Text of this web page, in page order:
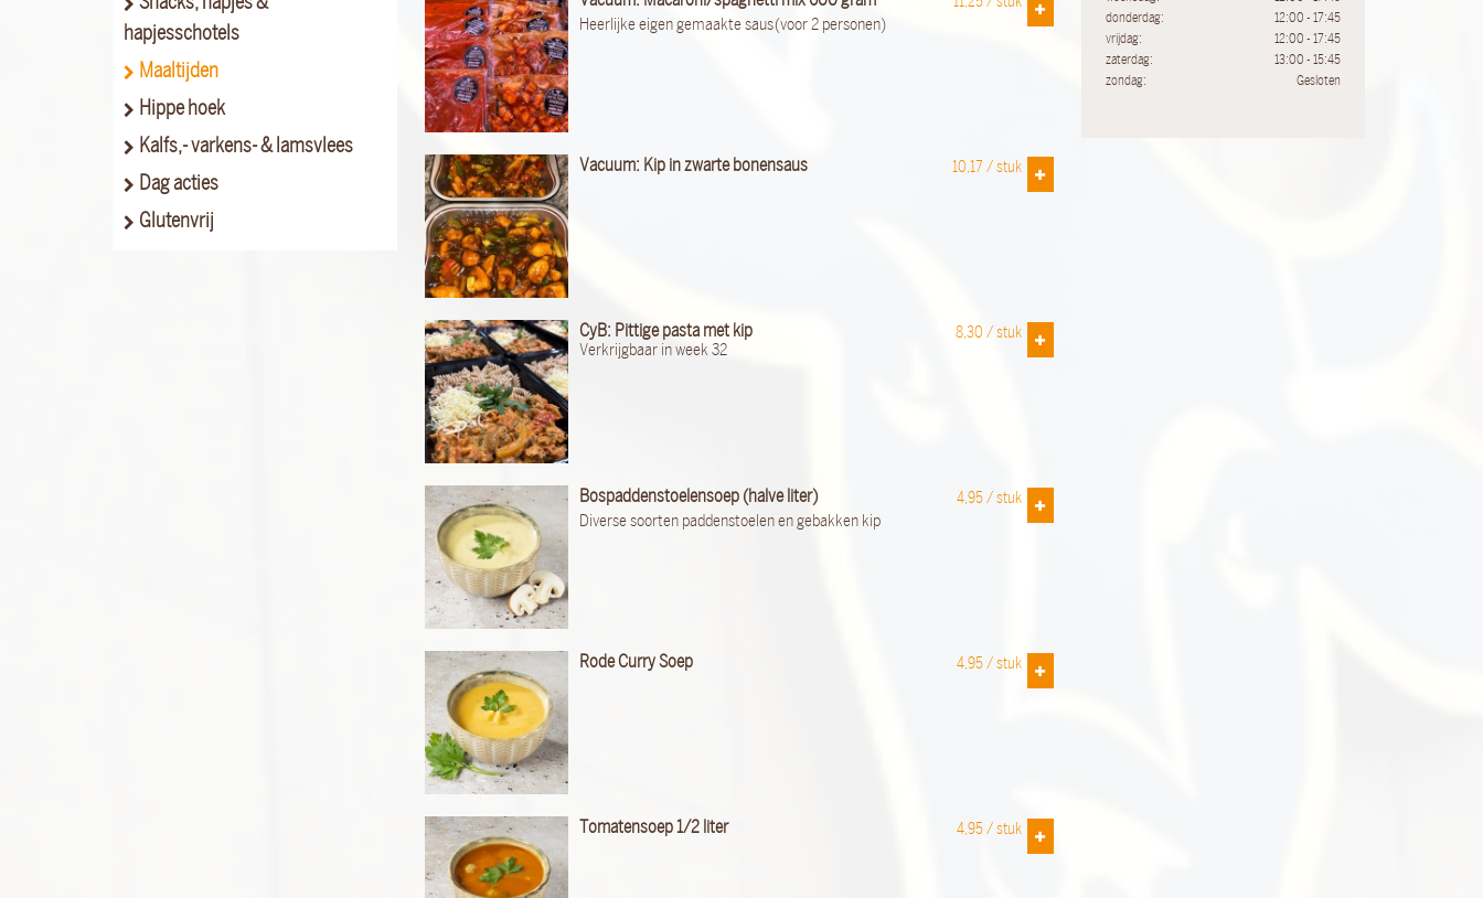
hapjesschotels
Maaltijden
Hippe hoek
Kalfs,- varkens- & lamsvlees
Dag acties
Glutenvrij
Heerlijke eigen gemaakte saus (voor 2 personen)
Vacuum: Kip in zwarte bonensaus 10,17 / stuk
CyB: Pittige pasta met kip
Verkrijgbaar in week 32
8,30 / stuk
Bospaddenstoelensoep (halve liter)
Diverse soorten paddenstoelen en gebakken kip
4,95 / stuk
Rode Curry Soep 4,95 / stuk
Tomatensoep 1/2 liter 4,95 / stuk
12:00 - 17:45
donderdag:
12:00 - 17:45
vrijdag:
13:00 - 15:45
zaterdag:
Gesloten
zondag: